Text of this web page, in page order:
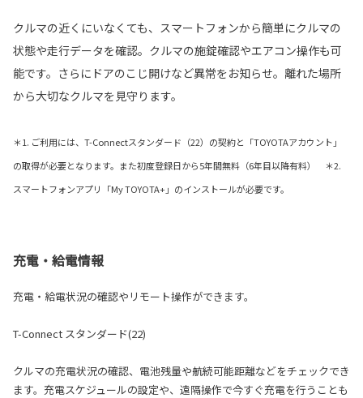
クルマの近くにいなくても、スマートフォンから簡単にクルマの
状態や走行データを確認。クルマの施錠確認やエアコン操作も可
能です。さらにドアのこじ開けなど異常をお知らせ。離れた場所
から大切なクルマを見守ります。
＊1. ご利用には、T-Connectスタンダード（22）の契約と「TOYOTAアカウント」
の取得が必要となります。また初度登録日から5年間無料（6年目以降有料） ＊2.
スマートフォンアプリ「My TOYOTA+」のインストールが必要です。
充電・給電情報
充電・給電状況の確認やリモート操作ができます。
T-Connect スタンダード(22)
クルマの充電状況の確認、電池残量や航続可能距離などをチェックでき
ます。充電スケジュールの設定や、遠隔操作で今すぐ充電を行うことも